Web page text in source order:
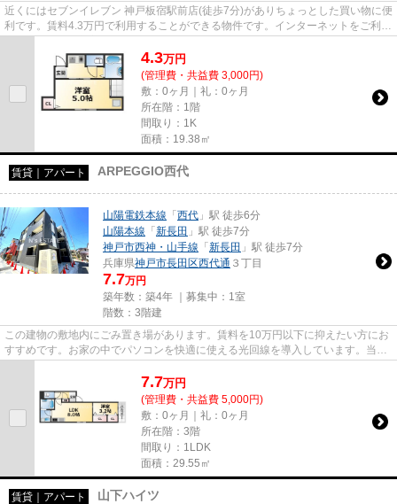
近くにはセブンイレブン 神戸板宿駅前店(徒歩7分)がありちょっとした買い物に便
利です。賃料4.3万円で利用することができる物件です。インターネットをご利用
4.3万円
(管理費・共益費 3,000円)
敷：0ヶ月｜礼：0ヶ月
所在階：1階
間取り：1K
面積：19.38㎡
賃貸｜アパート ARPEGGIO西代
山陽電鉄本線 「 西代 」駅 徒歩6分
山陽本線 「 新長田 」駅 徒歩7分
神戸市西神・山手線 「 新長田 」駅 徒歩7分
兵庫県神戸市長田区西代通 ３丁目
7.7万円
築年数：築4年 ｜募集中： 1室
階数：3階建
この建物の敷地内にごみ置き場があります。賃料を10万円以下に抑えたい方にお
すすめです。お家の中でパソコンを快適に使える光回線を導入しています。当社
7.7万円
(管理費・共益費 5,000円)
敷：0ヶ月｜礼：0ヶ月
所在階：3階
間取り：1LDK
面積：29.55㎡
賃貸｜アパート 山下ハイツ